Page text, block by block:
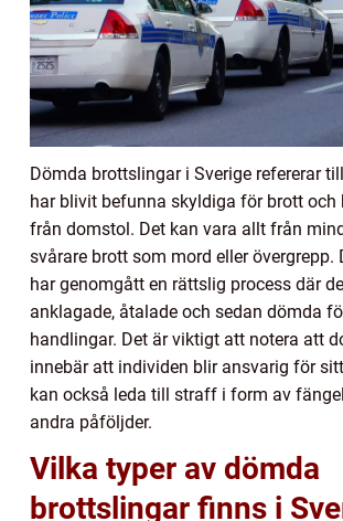
Dömda brottslingar i Sverige refererar
har blivit befunna skyldiga för brott och
från domstol. Det kan vara allt från
svårare brott som mord eller övergrepp.
har genomgått en rättslig process där
anklagade, åtalade och sedan dömda
handlingar. Det är viktigt att notera att
innebär att individen blir ansvarig för
kan också leda till straff i form av
andra påföljder.
Vilka typer av dömda
brottslingar finns i